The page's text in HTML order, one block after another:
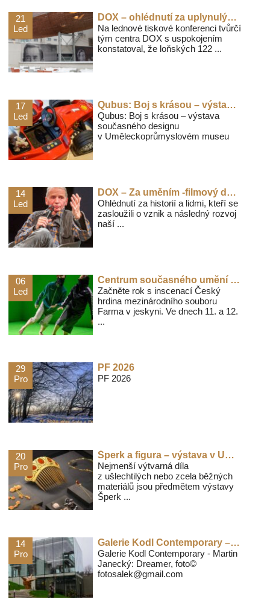
21
Led
DOX – ohlédnutí za uplynulým rokem a výhled na sezónu 2026
Na lednové tiskové konferenci tvůrčí
tým centra DOX s uspokojením
konstatoval, že loňských 122 ...
17
Led
Qubus: Boj s krásou – výstava současného designu v Uměleckoprůmyslovém museu
Qubus: Boj s krásou – výstava
současného designu
v Uměleckoprůmyslovém museu
14
Led
DOX – Za uměním -filmový dokument k 15 letům Centra současného umění DOX
Ohlédnutí za historií a lidmi, kteří se
zasloužili o vznik a následný rozvoj
naší ...
06
Led
Centrum současného umění DOX-Český hrdina-soubor Farma v jeskyni
Začněte rok s inscenací Český
hrdina mezinárodního souboru
Farma v jeskyni. Ve dnech 11. a 12.
...
29
Pro
PF 2026
PF 2026
20
Pro
Šperk a figura – výstava v Uměleckoprůmyslovém museu v Praze (UPM)
Nejmenší výtvarná díla
z ušlechtilých nebo zcela běžných
materiálů jsou předmětem výstavy
Šperk ...
14
Pro
Galerie Kodl Contemporary – Martin Janecký: Dreamer
Galerie Kodl Contemporary - Martin
Janecký: Dreamer, foto©
fotosalek@gmail.com